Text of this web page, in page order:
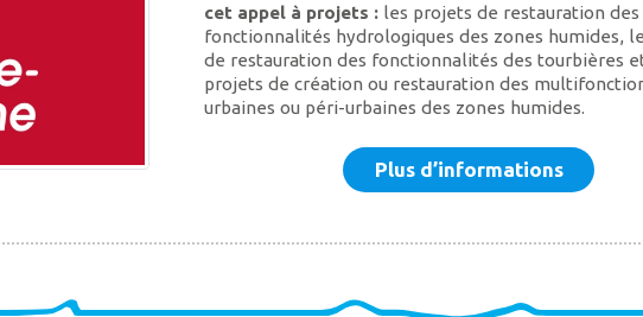
cet appel à projets :les projets de restauration des
fonctionnalités hydrologiques des zones humides,
de restauration des fonctionnalités des tourbières
projets de création ou restauration des
urbaines ou péri-urbaines des zones humides.
Plus d’informations